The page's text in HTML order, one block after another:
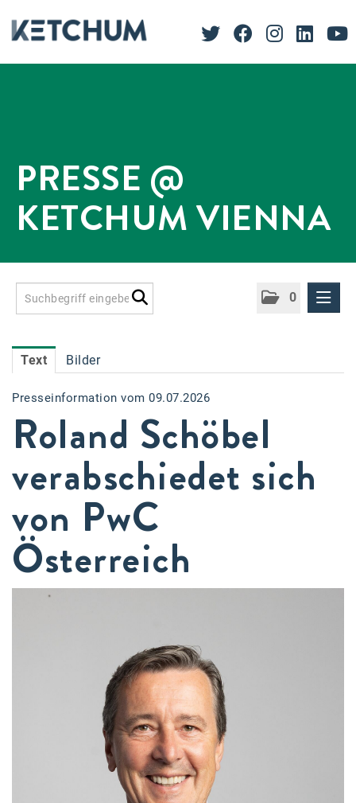
PRESSE @
KETCHUM VIENNA
0
Accessiway
Accor
ALC
Arthur D. Little
Bake the Shape
BBDO Wien
bellaflora
Bundesdenkmalamt
Text Bilder
Presseinformation vom 09.07.2026
Roland Schöbel
verabschiedet sich
von PwC
Österreich